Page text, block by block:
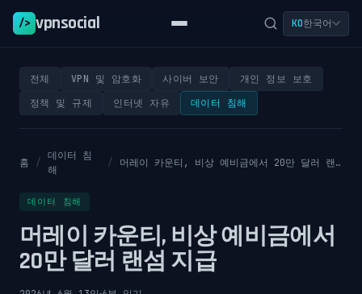
/> vpnsocial KO한국어
전체 VPN 및 암호화 사이버 보안
개인 정보 보호
정책 및 규제
인터넷 자유 데이터 침해
홈 /
데이터 침
해
/ 머레이 카운티, 비상 예비금에서 20만 달러 랜섬 지급
데이터 침해
머레이 카운티, 비상 예비금에서
20만 달러 랜섬 지급